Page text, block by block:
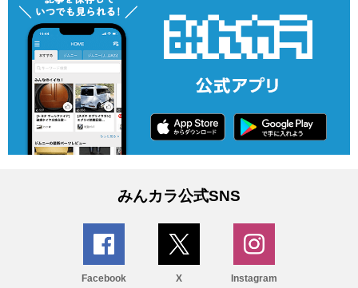
みんカラ公式SNS
Facebook X Instagram